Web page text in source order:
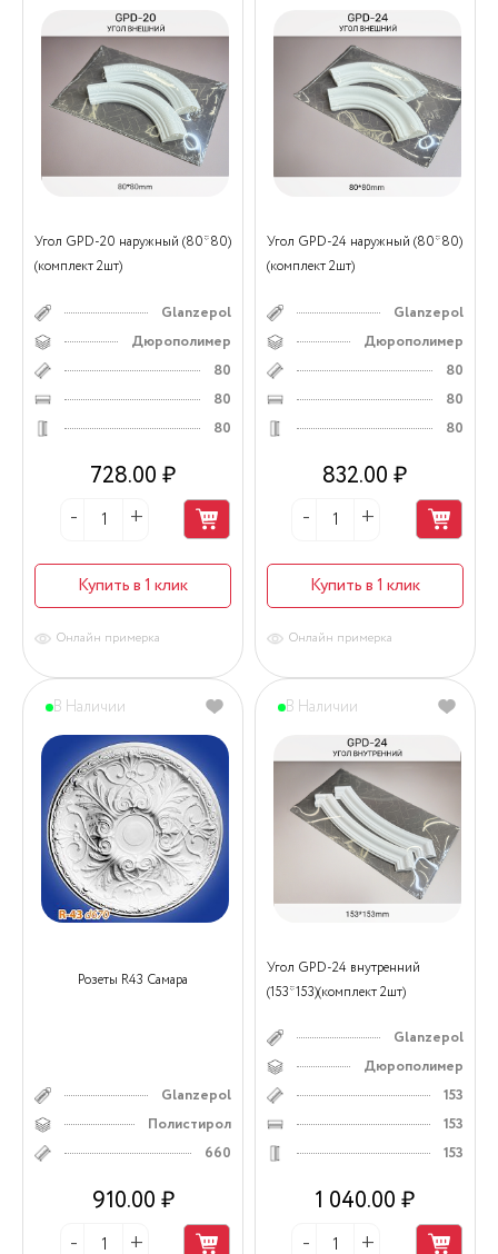
Угол GPD-20 наружный (80*80)
(комплект 2шт)
Glanzepol
Дюрополимер
80
80
80
728.00 ₽
Купить в 1 клик
Онлайн примерка
Угол GPD-24 наружный (80*80)
(комплект 2шт)
Glanzepol
Дюрополимер
80
80
80
832.00 ₽
Купить в 1 клик
Онлайн примерка
Розеты R43 Самара
Glanzepol
Полистирол
660
910.00 ₽
В Наличии
Угол GPD-24 внутренний
(153*153)(комплект 2шт)
Glanzepol
Дюрополимер
153
153
153
1 040.00 ₽
В Наличии